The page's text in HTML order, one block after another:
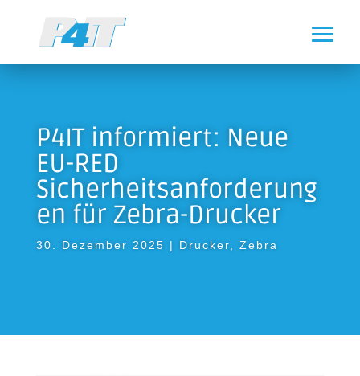
P4IT informiert: Neue
EU-RED
Sicherheitsanforderung
en für Zebra-Drucker
30. Dezember 2025 | Drucker Zebra